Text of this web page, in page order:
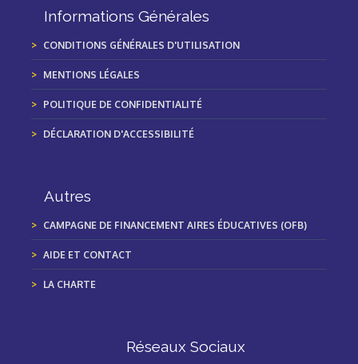
Informations Générales
CONDITIONS GÉNÉRALES D'UTILISATION
MENTIONS LÉGALES
POLITIQUE DE CONFIDENTIALITÉ
DÉCLARATION D'ACCESSIBILITÉ
Autres
CAMPAGNE DE FINANCEMENT AIRES ÉDUCATIVES (OFB)
AIDE ET CONTACT
LA CHARTE
Réseaux Sociaux